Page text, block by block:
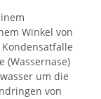
Winkel von
(Wassernase)
um die
von